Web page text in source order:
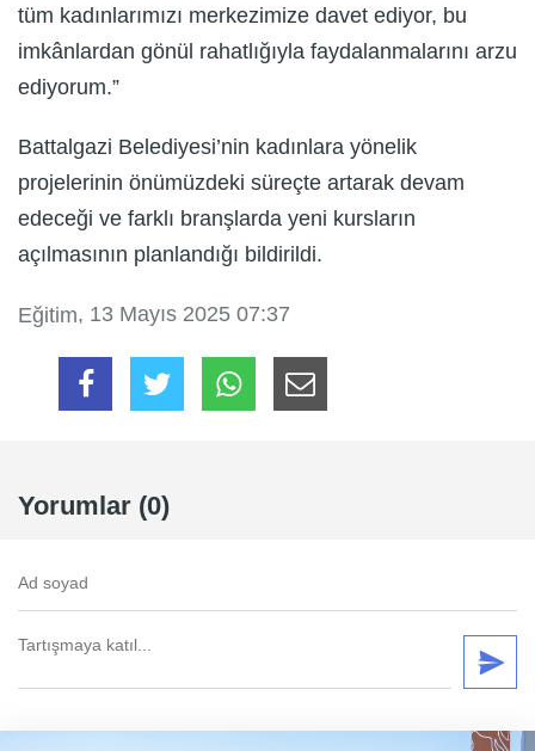
tüm kadınlarımızı merkezimize davet ediyor, bu
imkânlardan gönül rahatlığıyla faydalanmalarını arzu
ediyorum.”
Battalgazi Belediyesi’nin kadınlara yönelik
projelerinin önümüzdeki süreçte artarak devam
edeceği ve farklı branşlarda yeni kursların
açılmasının planlandığı bildirildi.
Eğitim, 13 Mayıs 2025 07:37
Yorumlar (0)